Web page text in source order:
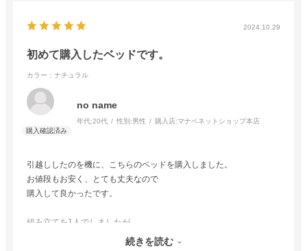
2024.10.29
初めて購入したベッドです。
カラー：ナチュラル
no name
年代:20代 性別:男性 購入店:マナベネットショップ本店
引越ししたのを機に、こちらのベッドを購入しました。
お値段もお安く、とても丈夫なので
購入して良かったです。
組み立てを1人でしましたが、
各パーツが重く2人でするのがベストかなと
続きを読む